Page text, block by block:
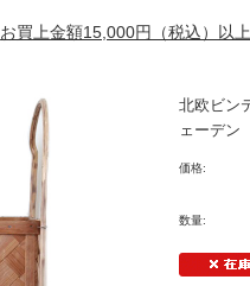
お買上金額15,000円（税込）以
北欧ビ
ェーデ
価格:
数量: